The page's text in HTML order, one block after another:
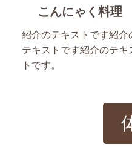
こんにゃく料理
紹介のテキストです紹介
テキストです紹介のテキ
トです。